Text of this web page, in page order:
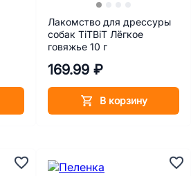
Лакомство для дрессуры
собак TiTBiT Лёгкое
говяжье 10 г
169.99 ₽
В корзину